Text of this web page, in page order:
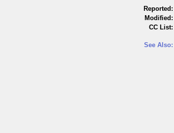
Reported:
Modified:
CC List:
See Also: